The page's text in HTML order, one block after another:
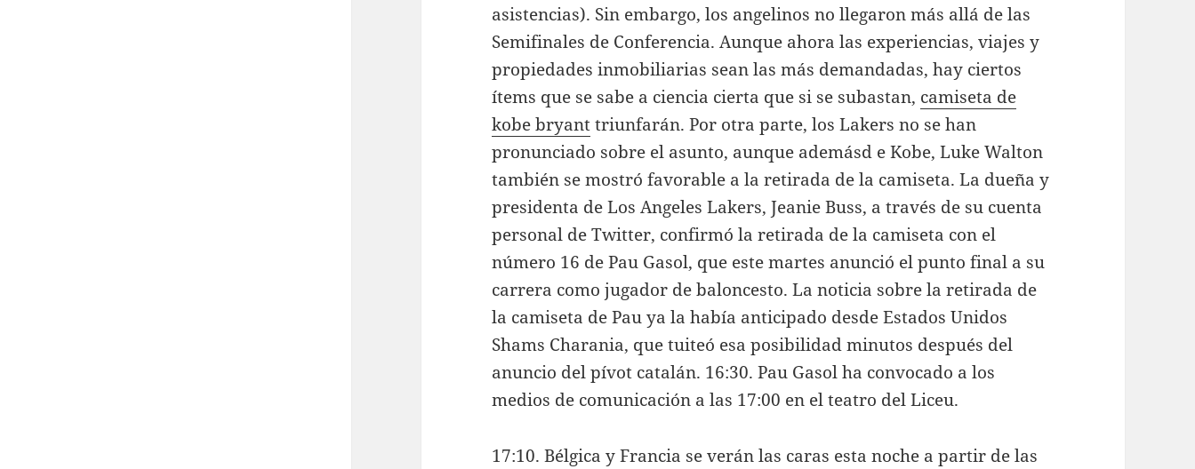
asistencias). Sin embargo, los angelinos no llegaron más allá de las
Semifinales de Conferencia. Aunque ahora las experiencias, viajes y
propiedades inmobiliarias sean las más demandadas, hay ciertos
ítems que se sabe a ciencia cierta que si se subastan, camiseta de
kobe bryanttriunfarán. Por otra parte, los Lakers no se han
pronunciado sobre el asunto, aunque ademásd e Kobe, Luke Walton
también se mostró favorable a la retirada de la camiseta. La dueña y
presidenta de Los Angeles Lakers, Jeanie Buss, a través de su cuenta
personal de Twitter, confirmó la retirada de la camiseta con el
número 16 de Pau Gasol, que este martes anunció el punto final a su
carrera como jugador de baloncesto. La noticia sobre la retirada de
la camiseta de Pau ya la había anticipado desde Estados Unidos
Shams Charania, que tuiteó esa posibilidad minutos después del
anuncio del pívot catalán. 16:30. Pau Gasol ha convocado a los
medios de comunicación a las 17:00 en el teatro del Liceu.
17:10. Bélgica y Francia se verán las caras esta noche a partir de las